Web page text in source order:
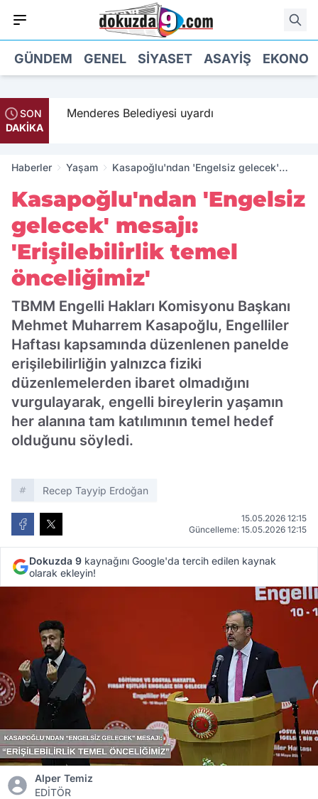
GÜNDEM GENEL SIYASET ASAYIŞ
SON
DAKİKA
geldi Menderes Belediyesi uyardı
Haberler Yaşam
Kasapoğlu'ndan 'Engelsiz gelecek'
Kasapoğlu'ndan 'Engelsiz
gelecek' mesajı:
'Erişilebilirlik temel
önceliğimiz'
TBMM Engelli Hakları Komisyonu Başkanı
Mehmet Muharrem Kasapoğlu, Engelliler
Haftası kapsamında düzenlenen panelde
erişilebilirliğin yalnızca fiziki
düzenlemelerden ibaret olmadığını
vurgulayarak, engelli bireylerin yaşamın
her alanına tam katılımının temel hedef
olduğunu söyledi.
Recep Tayyip Erdoğan
15.05.2026 12:15
Güncelleme: 15.05.2026 12:15
Dokuzda 9 kaynağını Google'da tercih edilen kaynak
olarak ekleyin!
Alper Temiz
EDİTÖR